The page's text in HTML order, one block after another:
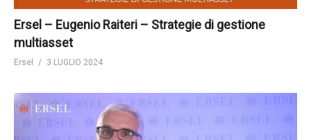
Ersel – Eugenio Raiteri – Strategie di gestione
multiasset
Ersel 3 LUGLIO 2024